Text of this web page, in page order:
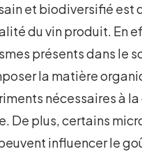
et biodiversifié est
du vin produit. En
présents dans le
la matière
nécessaires à
De plus, certains
influencer le